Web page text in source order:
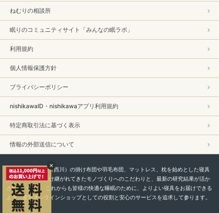
ねむりの相談所
眠りのコミュニティサイト「みんなの眠ラボ」
利用規約
個人情報保護方針
プライバシーポリシー
nishikawaID・nishikawaアプリ利用規約
特定商取引法に基づく表示
情報の外部送信について
私たちnishikawa（西川）の掛け布団や羽毛布団、マットレス、枕を始めとした寝具
は、450年以上受け継がれてきたモノづくりへのこだわりと、最新の研究結果が活か
されています。 これからも皆様の快適な睡眠のために、よりよい寝具をお届けできる
よう、直営オンラインショップとしての役割と安心のサービスを追求して参ります。